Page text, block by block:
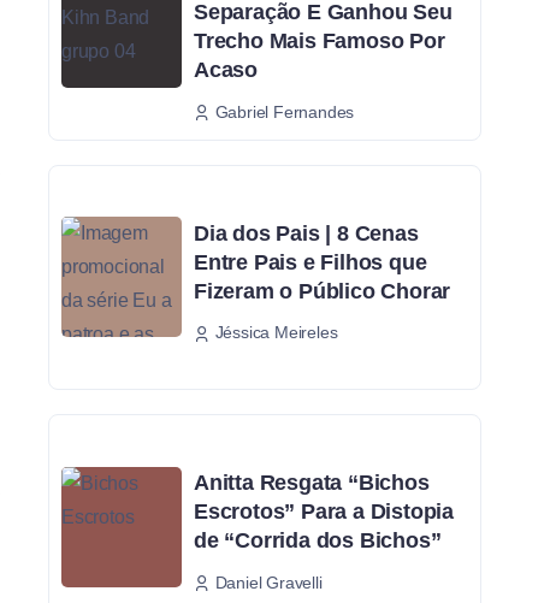
Separação E Ganhou Seu
Trecho Mais Famoso Por
Acaso
Gabriel Fernandes
Dia dos Pais | 8 Cenas
Entre Pais e Filhos que
Fizeram o Público Chorar
Jéssica Meireles
Anitta Resgata “Bichos
Escrotos” Para a Distopia
de “Corrida dos Bichos”
Daniel Gravelli